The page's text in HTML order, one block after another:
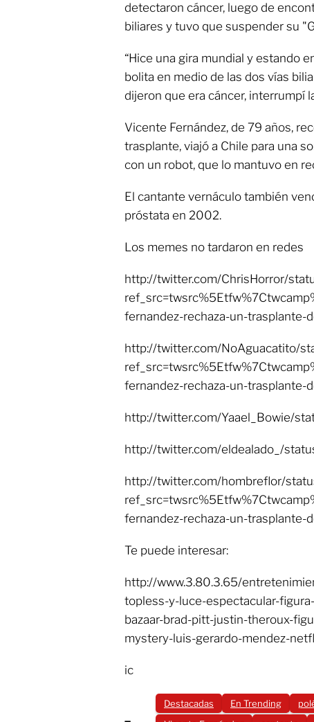
detectaron cáncer, luego de
biliares y tuvo que suspender su
“Hice una gira mundial y estando
bolita en medio de las dos vías
dijeron que era cáncer, interrumpí
Vicente Fernández, de 79 años,
trasplante, viajó a Chile para una
con un robot, que lo mantuvo en
El cantante vernáculo también
próstata en 2002.
Los memes no tardaron en redes
http://twitter.com/ChrisHorror/
fernandez-rechaza-un-trasplante-
http://twitter.com/NoAguacatito/
fernandez-rechaza-un-trasplante-
http://twitter.com/Yaael_Bowie/
http://twitter.com/eldealado_/
http://twitter.com/hombreflor/
fernandez-rechaza-un-trasplante-
Te puede interesar:
http://www.3.80.3.65/
topless-y-luce-espectacular-
bazaar-brad-pitt-justin-theroux-
mystery-luis-gerardo-mendez-
ic
Destacadas En Trending